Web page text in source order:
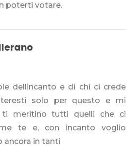
poterti votare.
dellincanto e di chi ci crede
solo per questo e mi
ti meritino tutti quelli che ci
te e, con incanto voglio
ancora in tanti